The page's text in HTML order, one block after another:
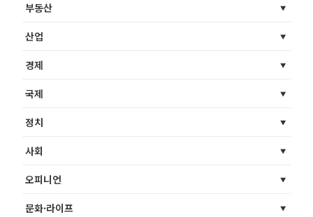
부동산
산업
경제
국제
정치
사회
오피니언
문화·라이프